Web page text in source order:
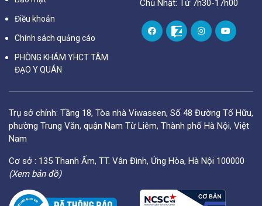
Điều khoản
Chính sách quảng cáo
PHÒNG KHÁM YHCT TÂM
ĐẠO Y QUÁN
Chủ Nhật: Từ 7h30-17h00
Trụ sở chính: Tầng 18, Tòa nhà Viwaseen, Số 48 Đường Tố Hữu,
phường Trung Văn, quận Nam Từ Liêm, Thành phố Hà Nội, Việt
Nam
Cơ sở : 135 Thanh Ấm, TT. Vân Đình, Ứng Hòa, Hà Nội 100000
(Xem bản đồ)